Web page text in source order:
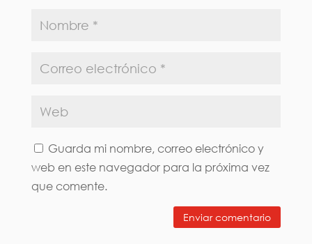
Guarda mi nombre, correo electrónico y
web en este navegador para la próxima vez
que comente.
Enviar comentario